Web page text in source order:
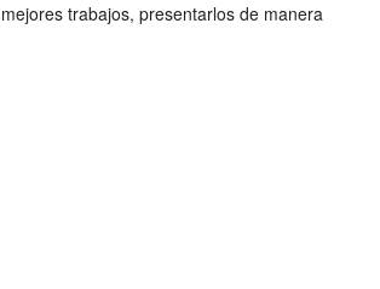
trabajos, presentarlos de manera